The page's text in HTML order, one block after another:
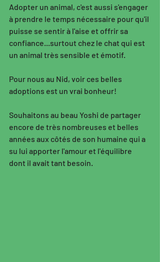
Adopter un animal, c'est aussi s'engager
à prendre le temps nécessaire pour qu'il
puisse se sentir à l'aise et offrir sa
confiance...surtout chez le chat qui est
un animal très sensible et émotif.
Pour nous au Nid, voir ces belles
adoptions est un vrai bonheur!
Souhaitons au beau Yoshi de partager
encore de très nombreuses et belles
années aux côtés de son humaine qui a
su lui apporter l'amour et l'équilibre
dont il avait tant besoin.